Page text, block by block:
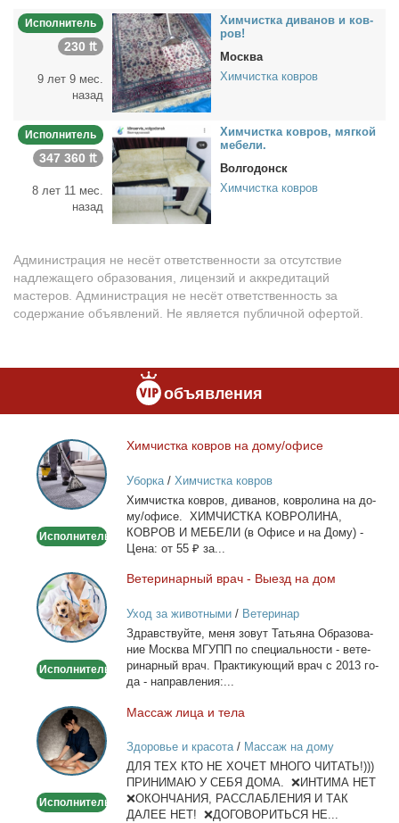
Исполнитель
230 ₶
9 лет 9 мес.
назад
Хим­чист­ка ди­ва­нов и ков­
ров!
Москва
Химчистка ковров
Исполнитель
347 360 ₶
8 лет 11 мес.
назад
Хим­чист­ка ков­ров, мяг­кой
ме­бе­ли.
Волгодонск
Химчистка ковров
Администрация не несёт ответственности за отсутствие
надлежащего образования, лицензий и аккредитаций
мастеров. Администрация не несёт ответственность за
содержание объявлений. Не является публичной офертой.
объявления
Химчистка
ковров
на
дому/
Исполнитель
Хим­чист­ка ков­ров на до­му/офи­се
Уборка/ Химчистка ковров
Хим­чист­ка ков­ров, ди­ва­нов, ков­ро­ли­на на до­
му/офи­се. ХИМЧИСТКА КОВРОЛИНА,
КОВРОВ И МЕБЕЛИ (в Офи­се и на До­му) -
Це­на: от 55 ₽ за...
Ветеринарный
врач
-
Выезд
дом
Исполнитель
Ве­те­ри­нар­ный врач - Вы­езд на дом
Уход за животными/ Ветеринар
Здрав­ствуй­те, ме­ня зо­вут Та­тья­на Об­ра­зо­ва­
ние Москва МГУПП по спе­ци­аль­но­сти - ве­те­
ри­нар­ный врач. Прак­ти­ку­ю­щий врач с 2013 го­
да - на­прав­ле­ния:...
Массаж
лица
и
тела
Исполнитель
Мас­саж ли­ца и те­ла
Здоровье и красота/ Массаж на дому
ДЛЯ ТЕХ КТО НЕ ХОЧЕТ МНОГО ЧИТАТЬ!)))
ПРИНИМАЮ У СЕБЯ ДОМА. ❌ИНТИМА НЕТ
❌ОКОНЧАНИЯ, РАССЛАБЛЕНИЯ И ТАК
ДАЛЕЕ НЕТ! ❌ДОГОВОРИТЬСЯ НЕ...